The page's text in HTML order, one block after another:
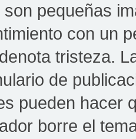
pequeñas
con un
tristeza.
de
pueden hacer
borre el